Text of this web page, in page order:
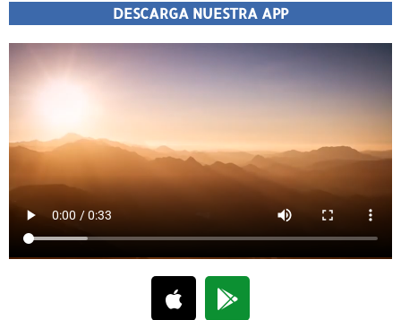
DESCARGA NUESTRA APP